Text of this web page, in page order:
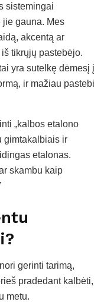
sistemingai
jie gauna. Mes
akcentą ar
tikrųjų pastebėjo.
yra sutelkę dėmesį į
ir mažiau pastebi
„kalbos etalono
gimtakalbiais ir
etalonas.
skambu kaip
gerinti tarimą,
pradedant kalbėti,
metu.